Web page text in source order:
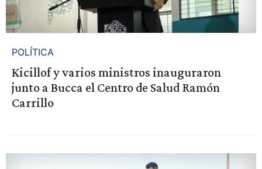
POLÍTICA
Kicillof y varios ministros inauguraron
junto a Bucca el Centro de Salud Ramón
Carrillo